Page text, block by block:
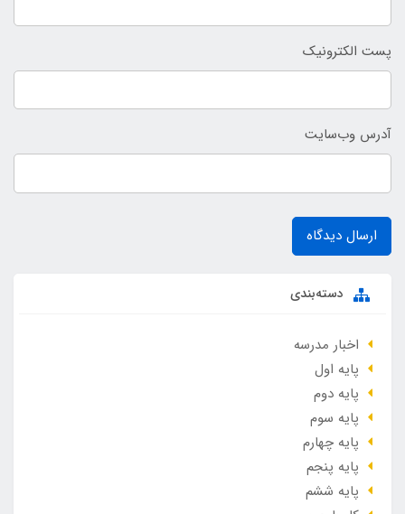
پست الکترونیک
آدرس وب‌سایت
ارسال دیدگاه
دسته‌بندی
اخبار مدرسه
پایه اول
پایه دوم
پایه سوم
پایه چهارم
پایه پنجم
پایه ششم